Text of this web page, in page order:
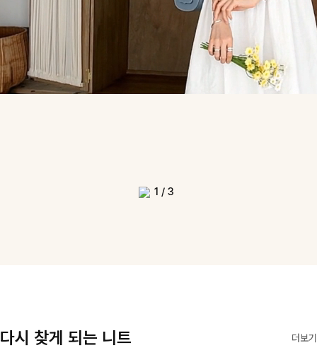
1 / 3
다시 찾게 되는 니트 더보기